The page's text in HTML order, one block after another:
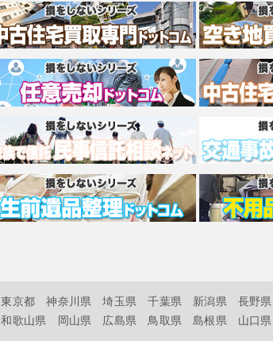
東京都 神奈川県 埼玉県 千葉県 新潟県 長野県
和歌山県 岡山県 広島県 鳥取県 島根県 山口県